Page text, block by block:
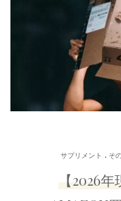
サプリメント . そ
【2026